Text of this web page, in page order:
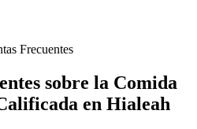
Frecuentes
sobre la Comida
en Hialeah